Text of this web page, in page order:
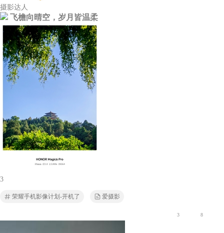
摄影达人
飞檐向晴空，岁月皆温柔
3
荣耀手机影像计划-开机了 爱摄影
3 8